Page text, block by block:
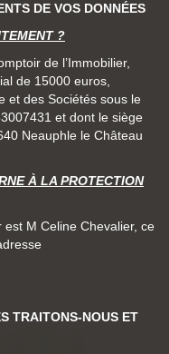
DE VOS DONNÉES
?
de l’Immobilier,
de 15000 euros,
et des Sociétés sous le
et dont le siège
Neauphle le Château
À LA PROTECTION
est M Celine Chevalier, ce
TRAITONS-NOUS ET